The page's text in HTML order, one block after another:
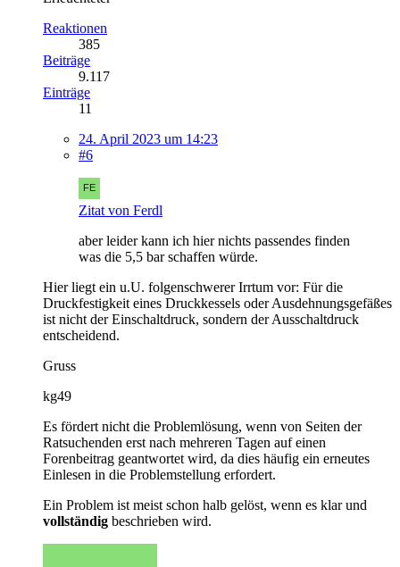
Reaktionen
385
Beiträge
9.117
Einträge
11
24. April 2023 um 14:23
#6
Zitat von Ferdl
aber leider kann ich hier nichts passendes finden
was die 5,5 bar schaffen würde.
Hier liegt ein u.U. folgenschwerer Irrtum vor: Für die
Druckfestigkeit eines Druckkessels oder Ausdehnungsgefäßes
ist nicht der Einschaltdruck, sondern der Ausschaltdruck
entscheidend.
Gruss
kg49
Es fördert nicht die Problemlösung, wenn von Seiten der
Ratsuchenden erst nach mehreren Tagen auf einen
Forenbeitrag geantwortet wird, da dies häufig ein erneutes
Einlesen in die Problemstellung erfordert.
Ein Problem ist meist schon halb gelöst, wenn es klar und
vollständig beschrieben wird.